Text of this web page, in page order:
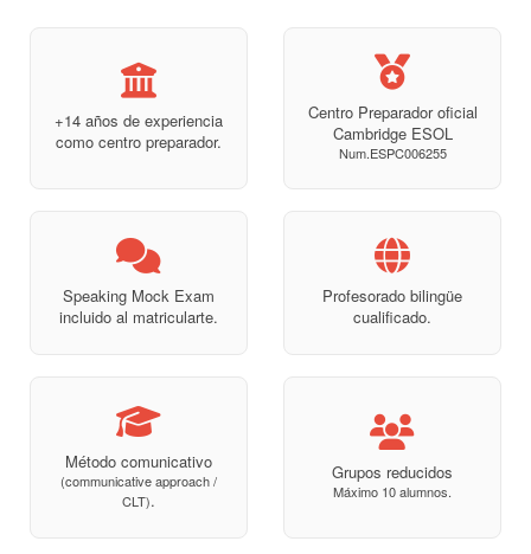
+14 años de experiencia
como centro preparador.
Centro Preparador oficial
Cambridge ESOL
Num.ESPC006255
Speaking Mock Exam
incluido al matricularte.
Profesorado bilingüe
cualificado.
Método comunicativo
(communicative approach /
CLT).
Grupos reducidos
Máximo 10 alumnos.